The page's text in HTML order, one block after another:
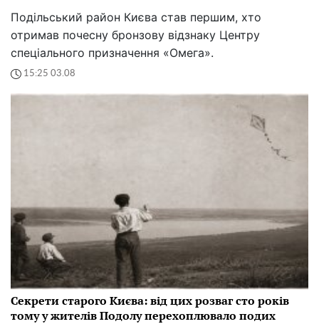
Подільський район Києва став першим, хто
отримав почесну бронзову відзнаку Центру
спеціального призначення «Омега».
15:25 03.08
Секрети старого Києва: від цих розваг сто років
тому у жителів Подолу перехоплювало подих